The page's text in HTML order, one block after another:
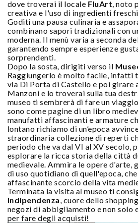
dove troverai il locale FluArt, noto
creativa e l'uso di ingredienti
Goditi una pausa culinaria e
combinano sapori tradizionali con
moderna. Il menù varia a seconda
garantendo sempre esperienze
sorprendenti.
Dopo la sosta, dirigiti verso il
Raggiungerlo è molto facile, infatti
via Di Porta di Castello e poi girare
Manzoni e lo troverai sulla tua
museo ti sembrerà di fare un
sono come pagine di un libro
manufatti affascinanti e armature
lontano richiamo di un’epoca
straordinaria collezione di reperti
periodo che va dal VI al XV secolo,
esplorare la ricca storia della città
medievale. Ammira le opere d'arte,
di uso quotidiano di quell'epoca,
affascinante scorcio della vita
Terminata la visita al museo ti
Indipendenza, cuore dello
negozi di abbigliamento e non solo
per fare degli acquisti!